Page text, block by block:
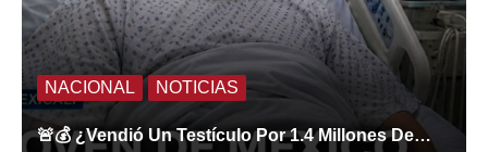
NACIONAL NOTICIAS
🚨💰 ¿Vendió Un Testículo Por 1.4 Millones De…